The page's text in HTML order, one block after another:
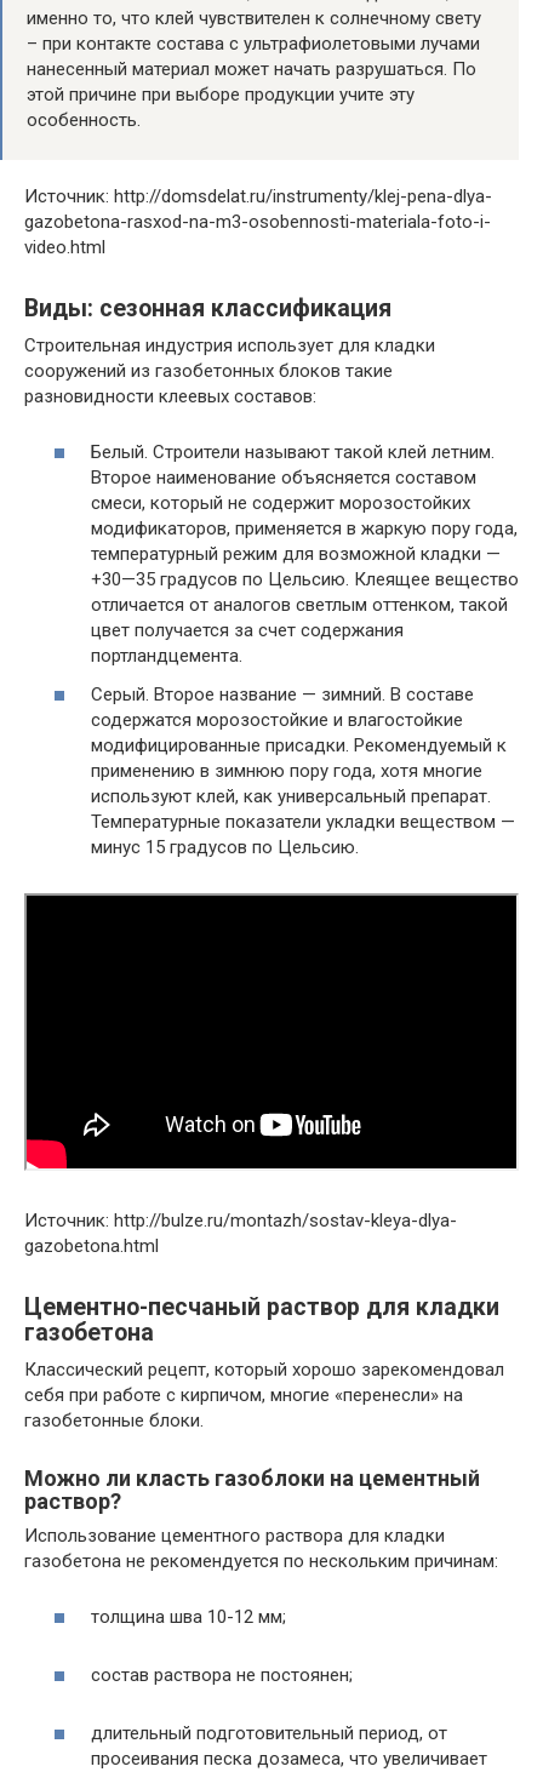
именно то, что клей чувствителен к солнечному свету
– при контакте состава с ультрафиолетовыми лучами
нанесенный материал может начать разрушаться. По
этой причине при выборе продукции учите эту
особенность.
Источник: http://domsdelat.ru/instrumenty/klej-pena-dlya-
gazobetona-rasxod-na-m3-osobennosti-materiala-foto-i-
video.html
Виды: сезонная классификация
Строительная индустрия использует для кладки
сооружений из газобетонных блоков такие
разновидности клеевых составов:
Белый. Строители называют такой клей летним.
Второе наименование объясняется составом
смеси, который не содержит морозостойких
модификаторов, применяется в жаркую пору года,
температурный режим для возможной кладки —
+30—35 градусов по Цельсию. Клеящее вещество
отличается от аналогов светлым оттенком, такой
цвет получается за счет содержания
портландцемента.
Серый. Второе название — зимний. В составе
содержатся морозостойкие и влагостойкие
модифицированные присадки. Рекомендуемый к
применению в зимнюю пору года, хотя многие
используют клей, как универсальный препарат.
Температурные показатели укладки веществом —
минус 15 градусов по Цельсию.
Источник: http://bulze.ru/montazh/sostav-kleya-dlya-
gazobetona.html
Цементно-песчаный раствор для кладки
газобетона
Классический рецепт, который хорошо зарекомендовал
себя при работе с кирпичом, многие «перенесли» на
газобетонные блоки.
Можно ли класть газоблоки на цементный
раствор?
Использование цементного раствора для кладки
газобетона не рекомендуется по нескольким причинам:
толщина шва 10-12 мм;
состав раствора не постоянен;
длительный подготовительный период, от
просеивания песка дозамеса, что увеличивает